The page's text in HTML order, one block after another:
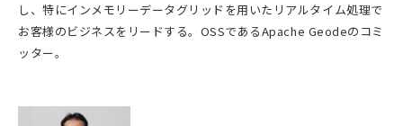
し、特にインメモリーデータグリッドを用いたリアルタイム処理で
お客様のビジネスをリードする。OSSであるApache Geodeのコミ
ッター。